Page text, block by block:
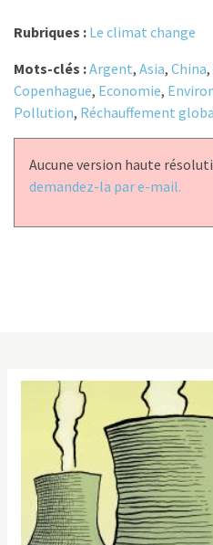
Rubriques : Le climat change
Mots-clés :Argent, Asia, China,
Copenhague, Economie,
Pollution, Réchauffement
Aucune version haute
demandez-la par e-mail.